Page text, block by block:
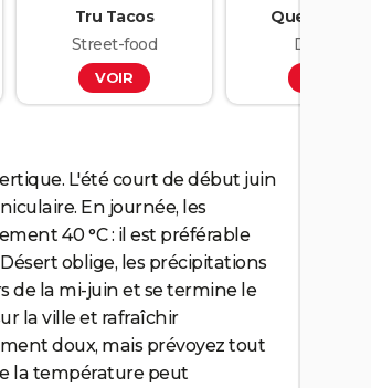
Tru Tacos
Street-food
VOIR
Que Chevere
Dès 10$
L'été court de début juin
En journée, les
40 °C : il est préférable
oblige, les précipitations
de la mi-juin et se termine le
la ville et rafraîchir
doux, mais prévoyez tout
la température peut